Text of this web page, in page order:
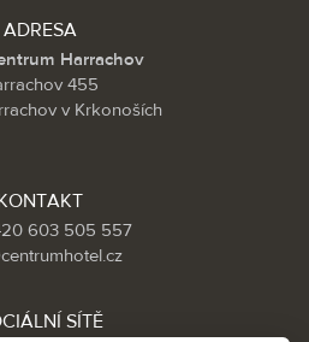
ADRESA
Harrachov
455
v Krkonoších
603 505 557
SÍTĚ